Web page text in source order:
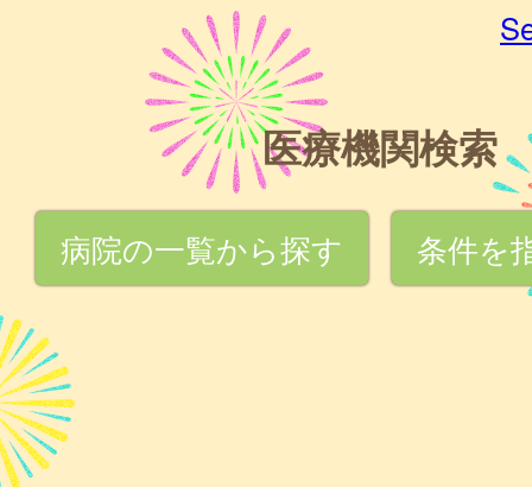
医療機関検索
病院の一覧から探す 条件を